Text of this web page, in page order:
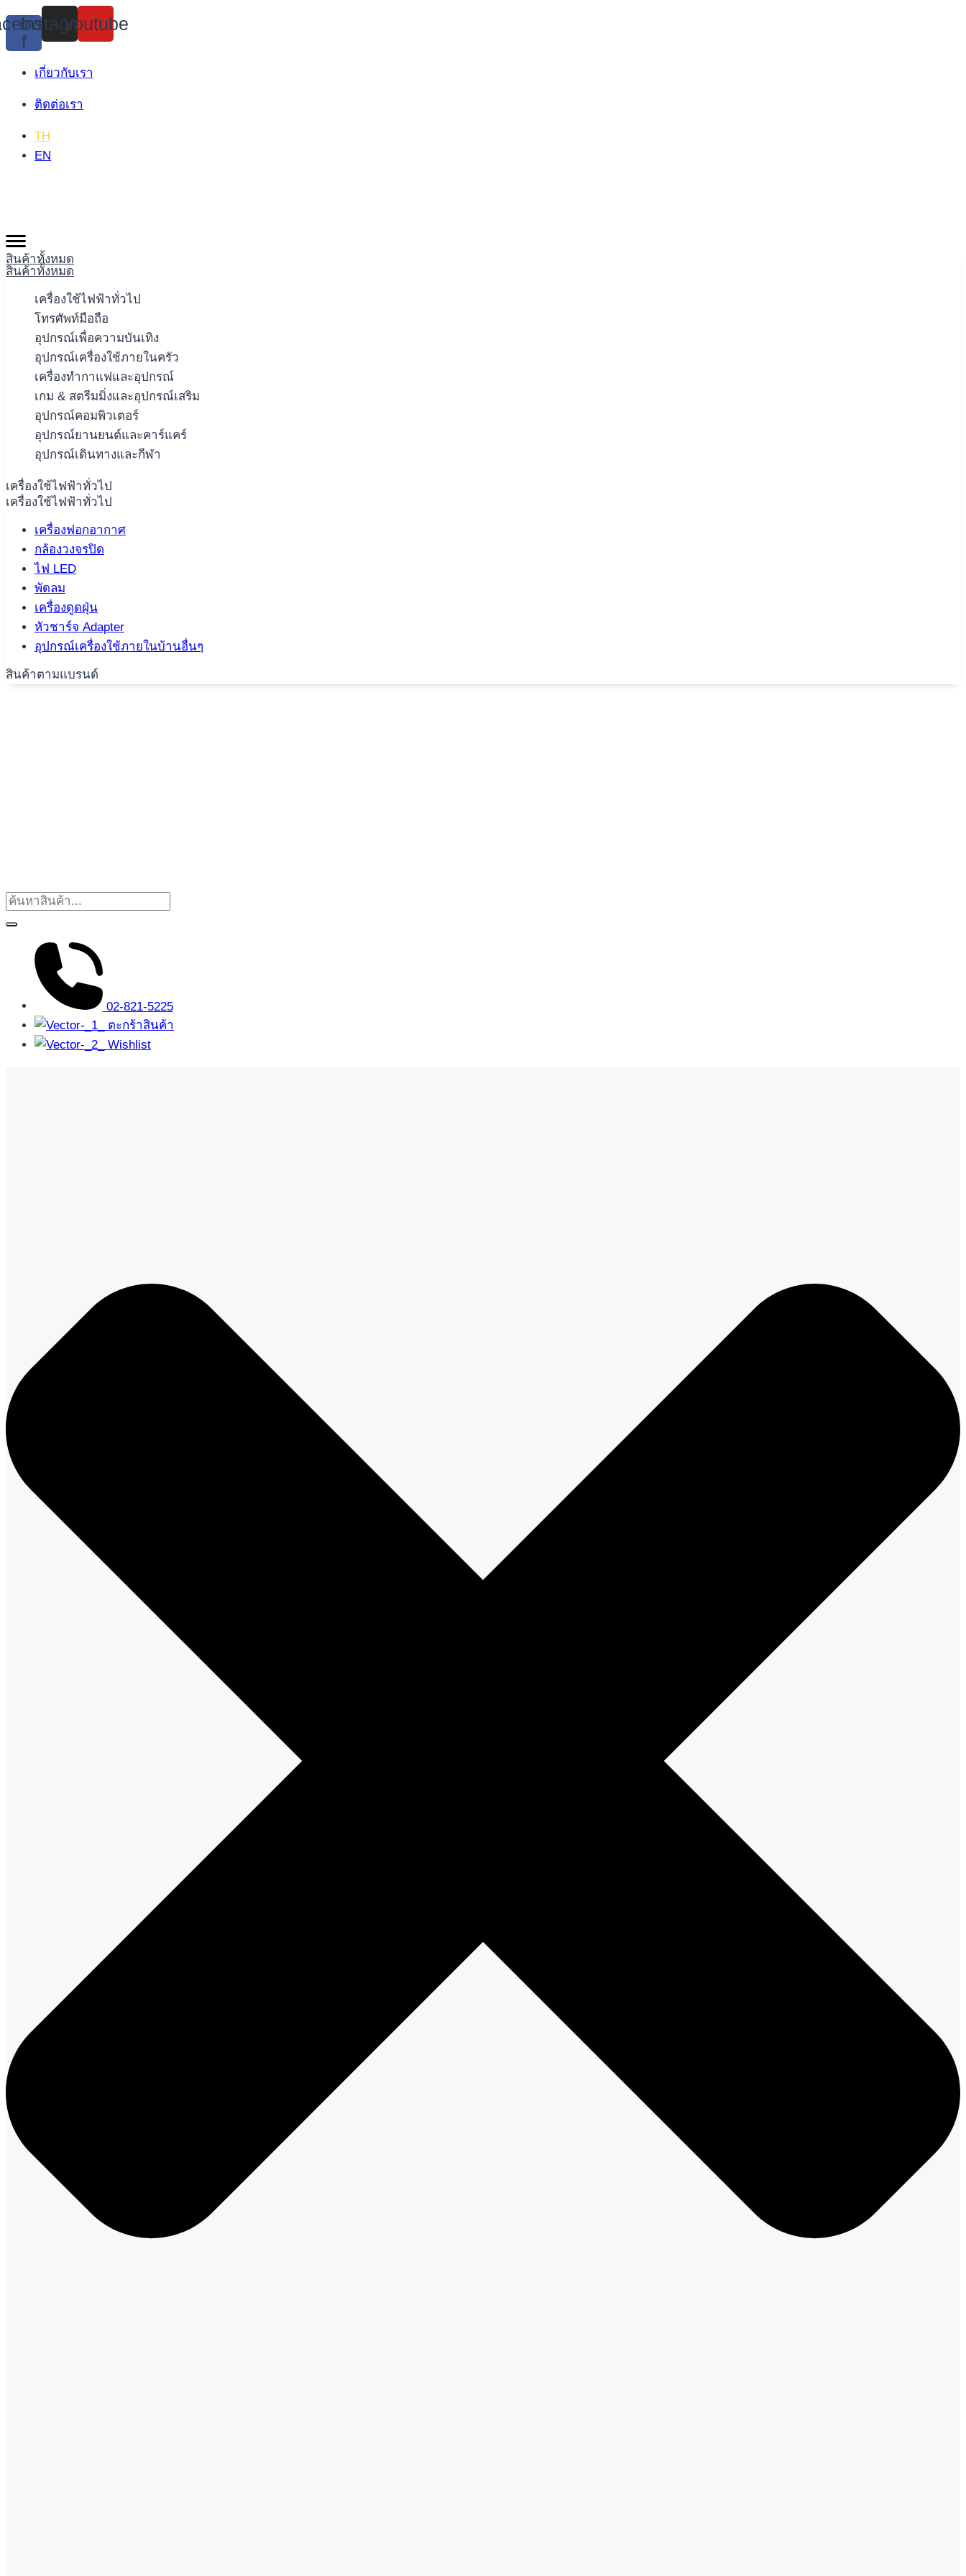
Skip
to
content
f
Instagram
Youtube
เกี่ยวกับเรา
ติดต่อเรา
TH
EN
สินค้าทั้งหมด
สินค้าทั้งหมด
เครื่องใช้ไฟฟ้าทั่วไป
โทรศัพท์มือถือ
อุปกรณ์เพื่อความบันเทิง
อุปกรณ์เครื่องใช้ภายในครัว
เครื่องทำกาแฟและอุปกรณ์
เกม & สตรีมมิ่งและอุปกรณ์เสริม
อุปกรณ์คอมพิวเตอร์
อุปกรณ์ยานยนต์และคาร์แคร์
อุปกรณ์เดินทางและกีฬา
เครื่องใช้ไฟฟ้าทั่วไป
เครื่องใช้ไฟฟ้าทั่วไป
เครื่องฟอกอากาศ
กล้องวงจรปิด
ไฟ LED
พัดลม
เครื่องดูดฝุ่น
หัวชาร์จ Adapter
อุปกรณ์เครื่องใช้ภายในบ้านอื่นๆ
สินค้าตามแบรนด์
02-821-5225
ตะกร้าสินค้า
Wishlist